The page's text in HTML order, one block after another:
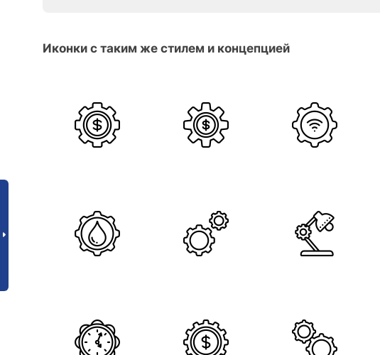
Иконки с таким же стилем и концепцией